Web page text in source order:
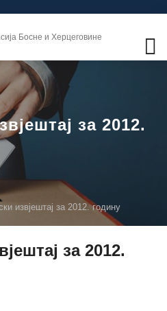
Босне и Херцеговине
за 2012.
извјештај за 2012. годину
за 2012.